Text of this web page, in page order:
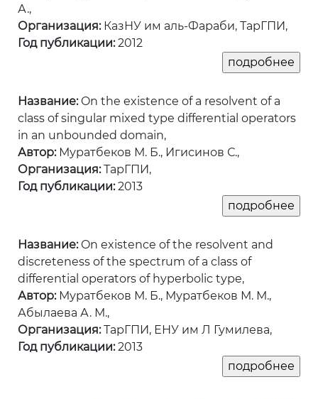
А.,
Организация:КазНУ им аль-Фараби, ТарГПИ,
Год публикации:2012
Название:On the existence of a resolvent of a
class of singular mixed type differential operators
in an unbounded domain,
Автор:Муратбеков М. Б., Игисинов С.,
Организация:ТарГПИ,
Год публикации:2013
Название:On existence of the resolvent and
discreteness of the spectrum of a class of
differential operators of hyperbolic type,
Автор:Муратбеков М. Б., Муратбеков М. М.,
Абылаева А. М.,
Организация:ТарГПИ, ЕНУ им Л Гумилева,
Год публикации:2013